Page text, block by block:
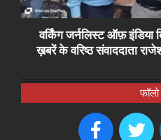
वर्किंग जर्नलिस्ट ऑफ़ इंडिया
ख़बरें के वरिष्ठ संवाददाता